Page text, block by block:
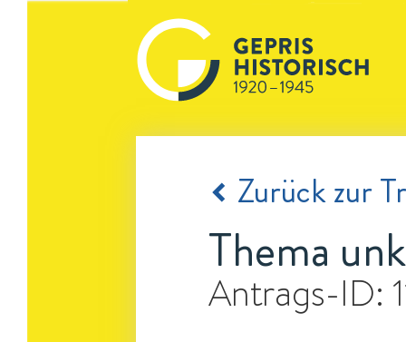
Zurück zur
Thema
Antrags-ID: